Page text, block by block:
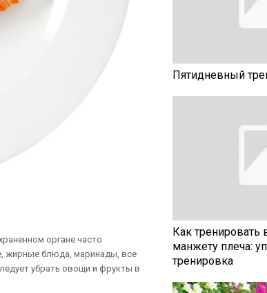
органе часто
жирные блюда, маринады, все
убрать овощи и фрукты в
Пятидневный
Как тренировать
манжету плеча:
тренировка